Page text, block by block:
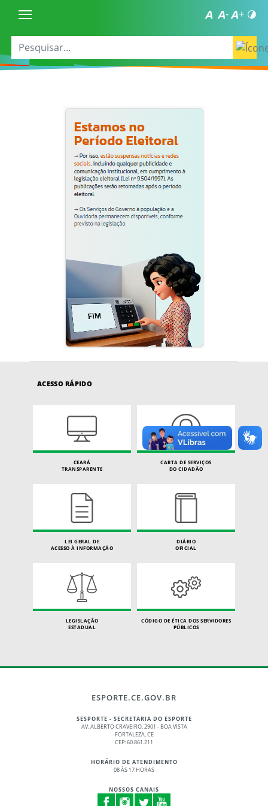
ACESSO RÁPIDO
CEARÁ
TRANSPARENTE
CARTA DE SERVIÇOS
DO CIDADÃO
LEI GERAL DE
ACESSO À INFORMAÇÃO
DIÁRIO
OFICIAL
LEGISLAÇÃO
ESTADUAL
CÓDIGO DE ÉTICA DOS SERVIDORES
PÚBLICOS
ESPORTE.CE.GOV.BR
SESPORTE - SECRETARIA DO ESPORTE
AV. ALBERTO CRAVEIRO, 2901 - BOA VISTA
FORTALEZA, CE
CEP: 60.861.211
HORÁRIO DE ATENDIMENTO
08 ÀS 17 HORAS
NOSSOS CANAIS